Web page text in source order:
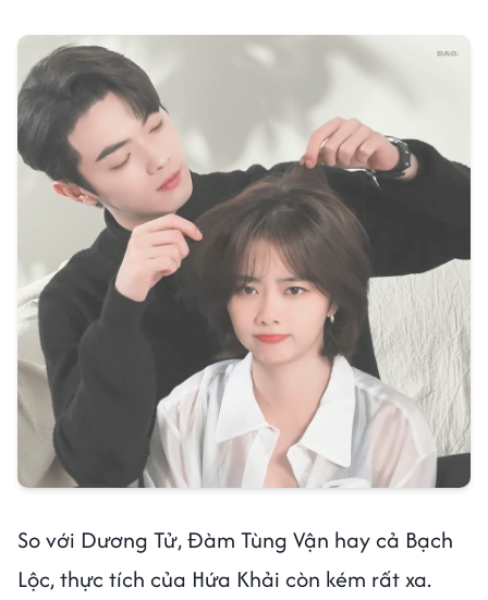
So với Dương Tử, Đàm Tùng Vận hay cả Bạch
Lộc, thực tích của Hứa Khải còn kém rất xa.